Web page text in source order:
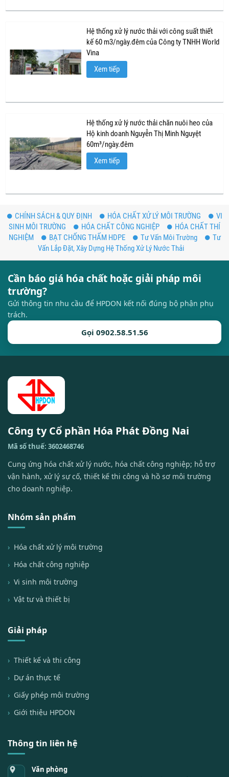
Hệ thống xử lý nước thải với công suất thiết
kế 60 m3/ngày.đêm của Công ty TNHH World
Vina
Xem tiếp
Hệ thống xử lý nước thải chăn nuôi heo của
Hộ kinh doanh Nguyễn Thị Minh Nguyệt
60m³/ngày.đêm
Xem tiếp
CHÍNH SÁCH & QUY ĐỊNH HÓA CHẤT XỬ LÝ MÔI TRƯỜNG
VI
SINH MÔI TRƯỜNG
HÓA CHẤT CÔNG NGHIỆP
HÓA CHẤT THÍ
NGHIỆM
BẠT CHỐNG THẤM HDPE Tư Vấn Môi Trường
Tư
Vấn Lắp Đặt, Xây Dựng Hệ Thống Xử Lý Nước Thải
Cần báo giá hóa chất hoặc giải pháp môi
trường?
Gửi thông tin nhu cầu để HPDON kết nối đúng bộ phận phụ
trách.
Gọi 0902.58.51.56
Công ty Cổ phần Hóa Phát Đồng Nai
Mã số thuế: 3602468746
Cung ứng hóa chất xử lý nước, hóa chất công nghiệp; hỗ trợ
vận hành, xử lý sự cố, thiết kế thi công và hồ sơ môi trường
cho doanh nghiệp.
Nhóm sản phẩm
Hóa chất xử lý môi trường
Hóa chất công nghiệp
Vi sinh môi trường
Vật tư và thiết bị
Giải pháp
Thiết kế và thi công
Dự án thực tế
Giấy phép môi trường
Giới thiệu HPDON
Thông tin liên hệ
Văn phòng